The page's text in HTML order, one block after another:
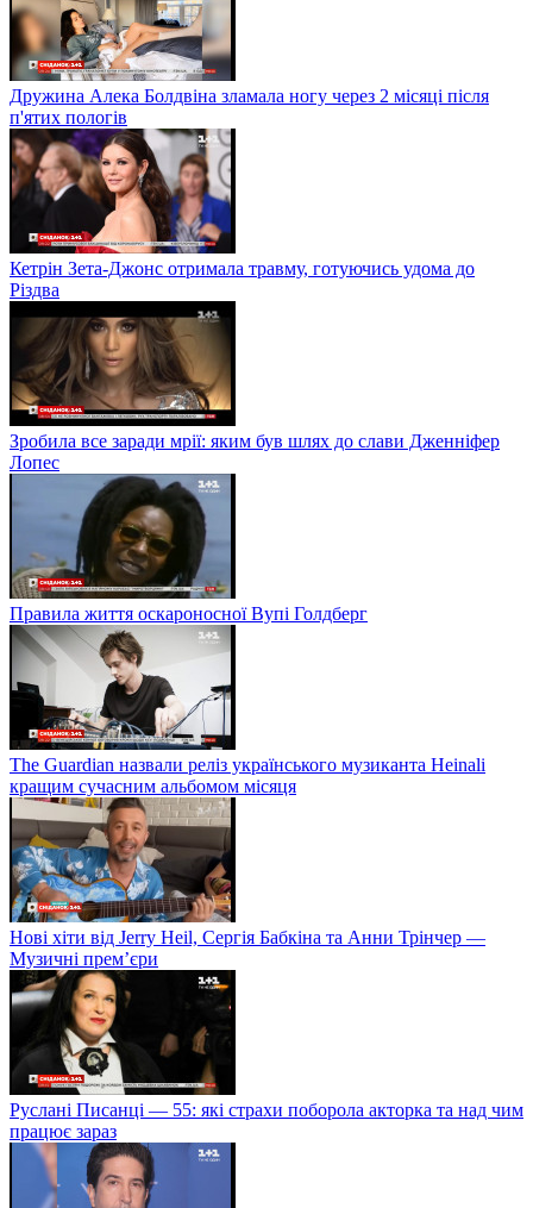
Дружина Алека Болдвіна зламала ногу через 2 місяці після
п'ятих пологів
Кетрін Зета-Джонс отримала травму, готуючись удома до
Різдва
Зробила все заради мрії: яким був шлях до слави Дженніфер
Лопес
Правила життя оскароносної Вупі Голдберг
The Guardian назвали реліз українського музиканта Heinali
кращим сучасним альбомом місяця
Нові хіти від Jerry Heil, Сергія Бабкіна та Анни Трінчер —
Музичні прем’єри
Руслані Писанці — 55: які страхи поборола акторка та над чим
працює зараз